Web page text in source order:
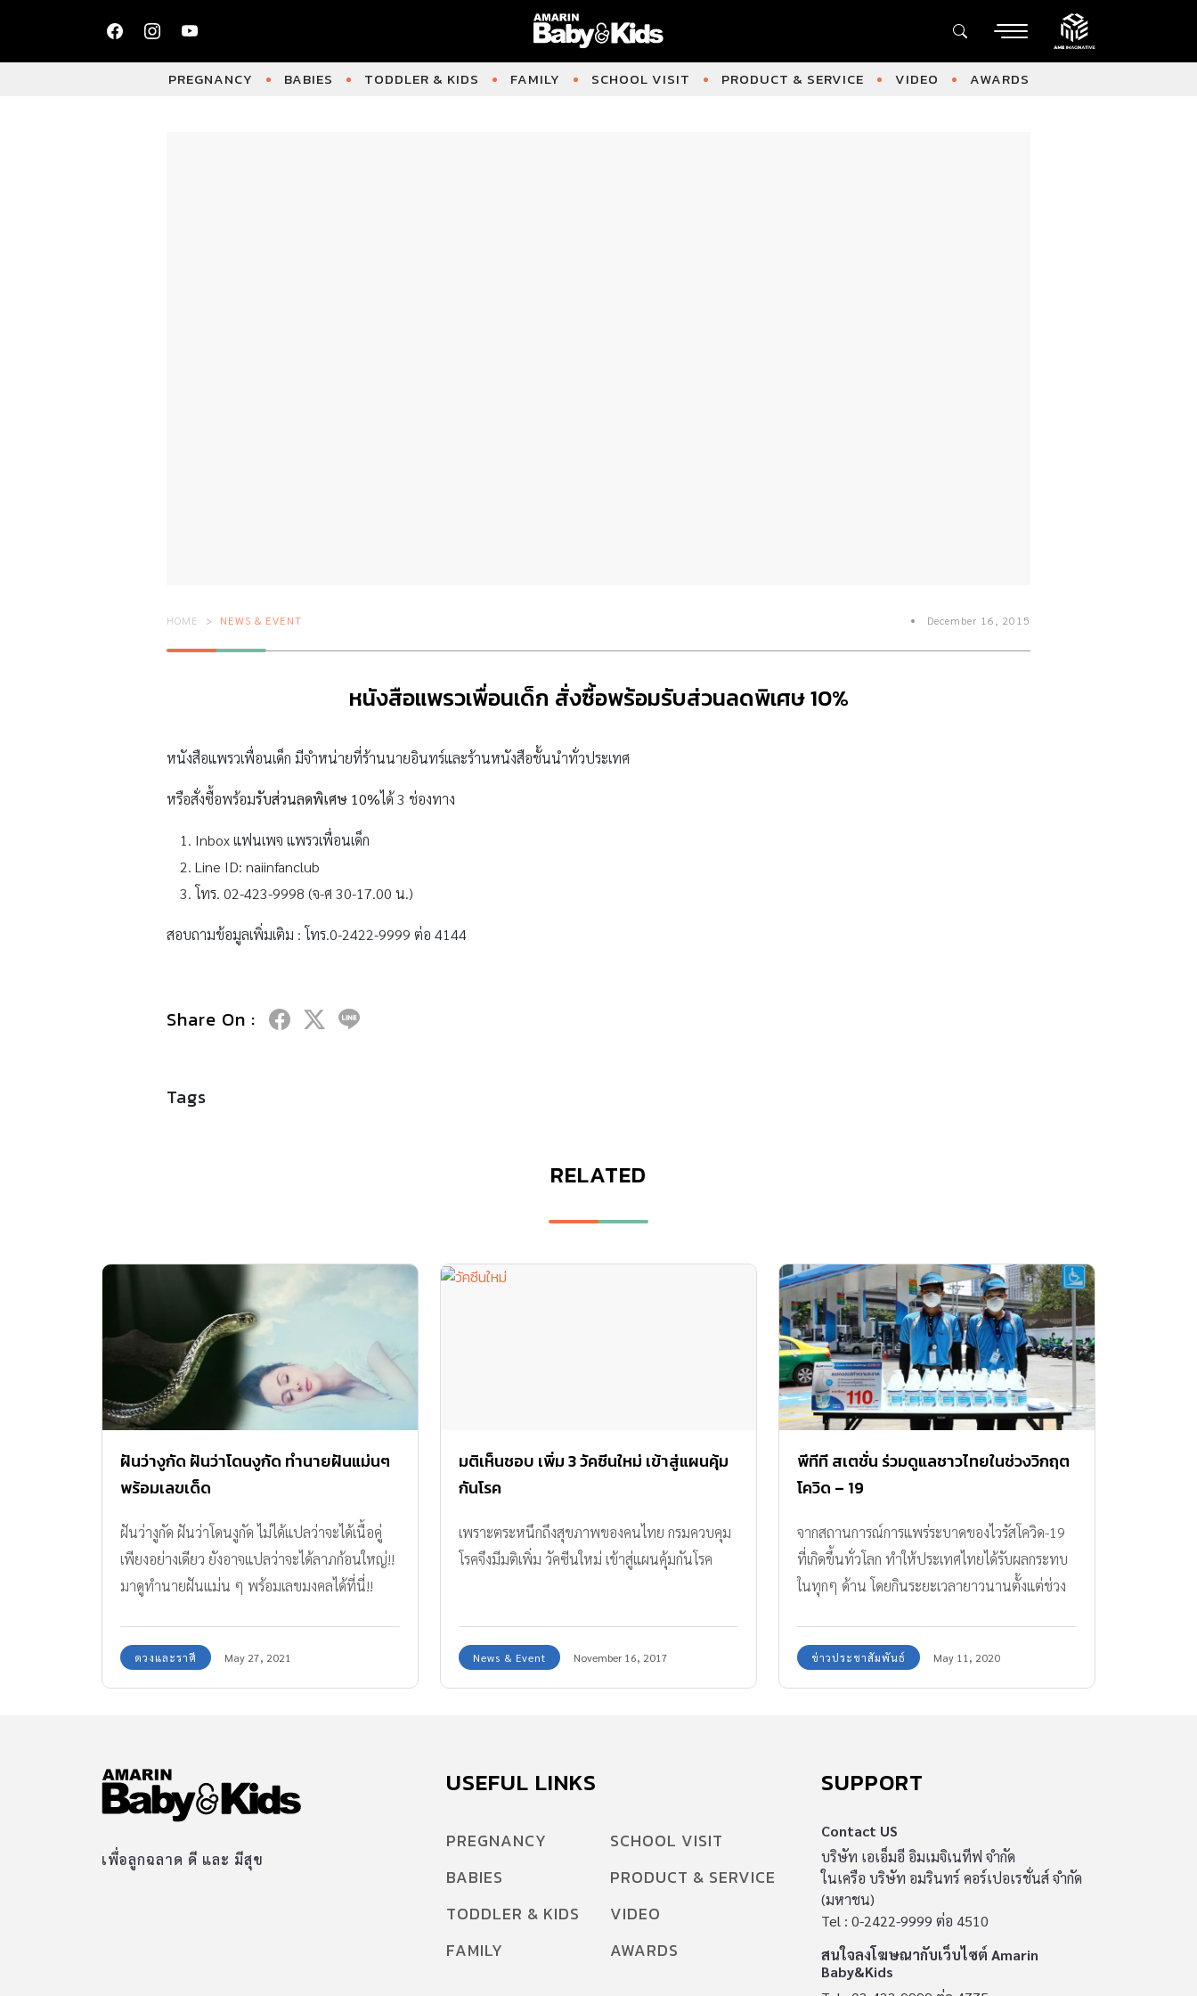
PREGNANCY BABIES TODDLER & KIDS FAMILY SCHOOL VISIT PRODUCT & SERVICE VIDEO AWARDS
HOME NEWS & EVENT December 16, 2015
หนังสือแพรวเพื่อนเด็ก สั่งซื้อพร้อมรับส่วนลดพิเศษ 10%
หนังสือแพรวเพื่อนเด็ก มีจำหน่ายที่ร้านนายอินทร์และร้านหนังสือชั้นนำทั่วประเทศ
หรือสั่งซื้อพร้อมรับส่วนลดพิเศษ 10%ได้ 3 ช่องทาง
Inbox แฟนเพจ แพรวเพื่อนเด็ก
Line ID: naiinfanclub
โทร. 02-423-9998 (จ-ศ 30-17.00 น.)
สอบถามข้อมูลเพิ่มเติม : โทร.0-2422-9999 ต่อ 4144
Share On :
Tags
RELATED
ฝันว่างูกัด ฝันว่าโดนงูกัด ทำนายฝันแม่นๆ
พร้อมเลขเด็ด
ฝันว่างูกัด ฝันว่าโดนงูกัด ไม่ได้แปลว่าจะได้เนื้อคู่
เพียงอย่างเดียว ยังอาจแปลว่าจะได้ลาภก้อนใหญ่!!
มาดูทำนายฝันแม่น ๆ พร้อมเลขมงคลได้ที่นี่!!
ดวงและราศี May 27, 2021
มติเห็นชอบ เพิ่ม 3 วัคซีนใหม่ เข้าสู่แผนคุ้ม
กันโรค
เพราะตระหนึกถึงสุขภาพของคนไทย กรมควบคุม
โรคจึงมีมติเพิ่ม วัคซีนใหม่ เข้าสู่แผนคุ้มกันโรค
News & Event November 16, 2017
พีทีที สเตชั่น ร่วมดูแลชาวไทยในช่วงวิกฤต
โควิด – 19
จากสถานการณ์การแพร่ระบาดของไวรัสโควิด-19
ที่เกิดขึ้นทั่วโลก ทำให้ประเทศไทยได้รับผลกระทบ
ในทุกๆ ด้าน โดยกินระยะเวลายาวนานตั้งแต่ช่วง
การค้าปลีก จำกัด (มหาชน) หรือ โออาร์ ได้มี
มาตรการด้านสุขอนามัย และปรับรูปแบบการให้
การแพร่กระจายของเชื้อโรค และอำนวยความ
เกษตรกรที่ประสบปัญหาเรื่องช่องทางจำหน่าย
ผลิตผลทางการเกษตร นายบุญมา พนธนกรกุล รอง
กรรมการผู้จัดการใหญ่ธุรกิจค้าปลีกน้ำมัน โออาร์
กล่าวว่า ตลอดช่วงสถานการณ์การแพร่ระบาดของ
สเตชั่น ได้มุ่งมั่นดำเนินธุรกิจควบคู่ไปกับการขับ
เคลื่อนด้านความช่วยเหลือ และการอำนวยความ
ข่าวประชาสัมพันธ์ May 11, 2020
เพื่อลูกฉลาด ดี และ มีสุข
USEFUL LINKS
PREGNANCY
BABIES
TODDLER & KIDS
FAMILY
SCHOOL VISIT
PRODUCT & SERVICE
VIDEO
AWARDS
SUPPORT
Contact US
บริษัท เอเอ็มอี อิมเมจิเนทีฟ จำกัด
ในเครือ บริษัท อมรินทร์ คอร์เปอเรชั่นส์ จำกัด
(มหาชน)
Tel : 0-2422-9999 ต่อ 4510
สนใจลงโฆษณากับเว็บไซต์ Amarin
Baby&Kids